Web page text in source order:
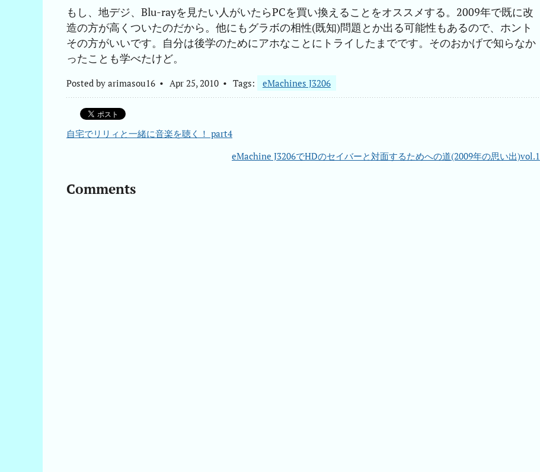
もし、地デジ、Blu-rayを見たい人がいたらPCを買い換えることをオススメする。2009年で既に改
造の方が高くついたのだから。他にもグラボの相性(既知)問題とか出る可能性もあるので、ホント
その方がいいです。自分は後学のためにアホなことにトライしたまでです。そのおかげで知らなか
ったことも学べたけど。
Posted by arimasou16 Apr 25, 2010 Tags: eMachines J3206
自宅でリリィと一緒に音楽を聴く！ part4
eMachine J3206でHDのセイバーと対面するためへの道(2009年の思い出)vol.1
Comments